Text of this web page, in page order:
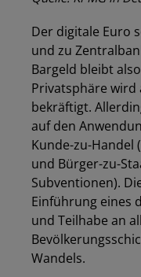
Der digitale Euro
und zu
Bargeld bleibt
Privatsphäre wird
bekräftigt.
auf den
Kunde-zu-Handel
und Bürger-zu-
Subventionen).
Einführung eines
und Teilhabe an
Wandels.